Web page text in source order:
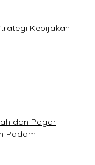
Kebijakan
dan Pagar
Padam